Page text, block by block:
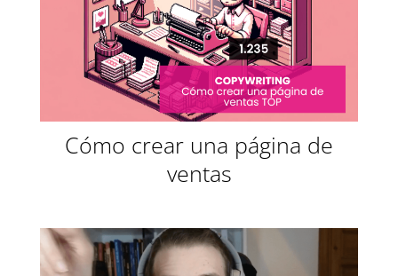
Cómo crear una página de
ventas